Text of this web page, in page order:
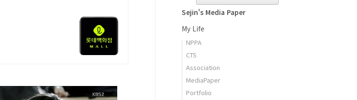
Sejin's Media Paper
My Life
NPPA
CTS
Association
MediaPaper
Portfolio